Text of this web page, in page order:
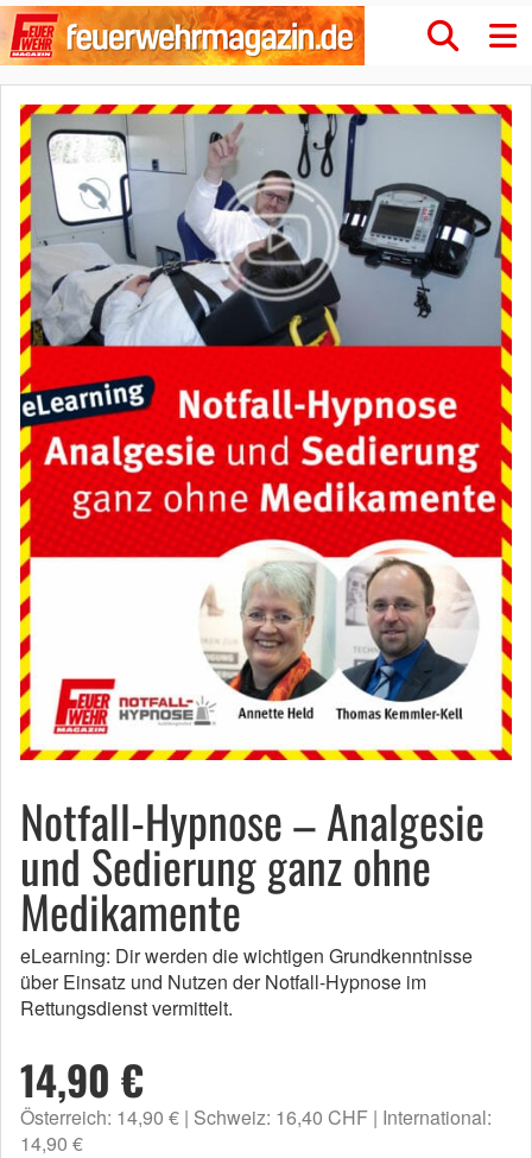
Notfall-Hypnose – Analgesie
und Sedierung ganz ohne
Medikamente
eLearning: Dir werden die wichtigen Grundkenntnisse
über Einsatz und Nutzen der Notfall-Hypnose im
Rettungsdienst vermittelt.
14,90 €
Österreich: 14,90 € Schweiz: 16,40 CHF International:
14,90 €